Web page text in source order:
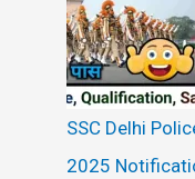
SSC Delhi
2025